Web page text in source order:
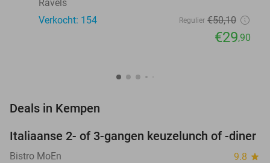
Ravels
Verkocht: 154
Regulier €50,10
€29,90
Deals in Kempen
40%
Italiaanse 2- of 3-gangen keuzelunch of -diner
Bistro MoEn 9.8 star